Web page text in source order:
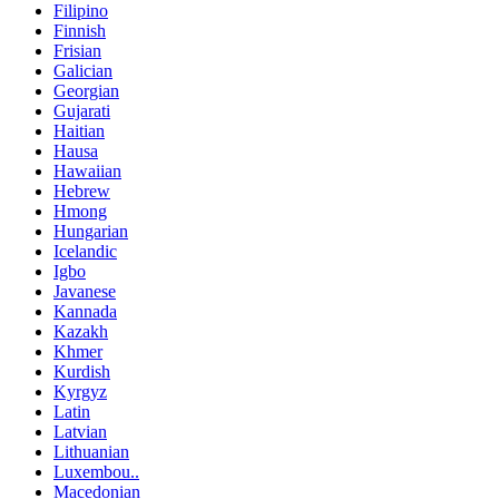
Filipino
Finnish
Frisian
Galician
Georgian
Gujarati
Haitian
Hausa
Hawaiian
Hebrew
Hmong
Hungarian
Icelandic
Igbo
Javanese
Kannada
Kazakh
Khmer
Kurdish
Kyrgyz
Latin
Latvian
Lithuanian
Luxembou..
Macedonian